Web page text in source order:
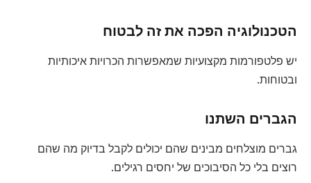
הטכנולוגיה הפכה את זה לבטוח
יש פלטפורמות מקצועיות שמאפשרות הכרויות איכותיות
ובטוחות.
הגברים השתנו
גברים מוצלחים מבינים שהם יכולים לקבל בדיוק מה שהם
רוצים בלי כל הסיבוכים של יחסים רגילים.